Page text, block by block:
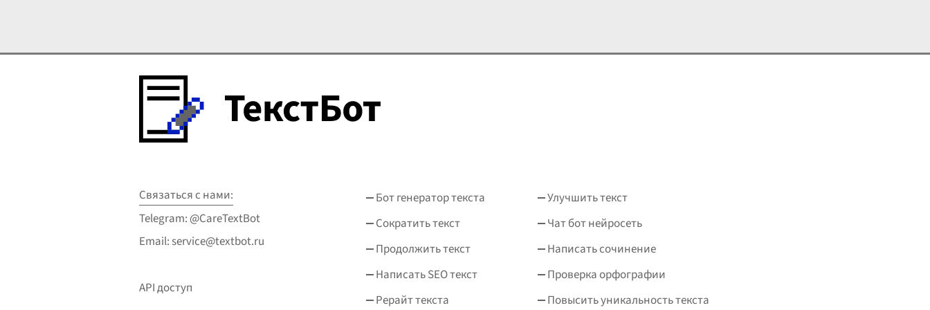
на один с суровой произведе...
Связаться с нами:
Telegram: @CareTextBot
Email: service@textbot.ru
API доступ
Бот генератор текста
Улучшить текст
Сократить текст
Чат бот нейросеть
Продолжить текст
Написать сочинение
Написать SEO текст
Проверка орфографии
Рерайт текста
Повысить уникальность текста